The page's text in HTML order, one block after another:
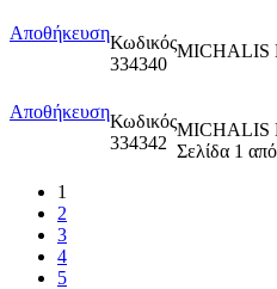
ΑποθήκευσηΚωδικός
334340
MICHALIS
ΑποθήκευσηΚωδικός
334342
MICHALIS
Σελίδα 1
1
2
3
4
5